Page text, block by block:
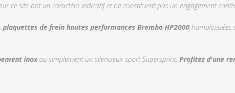
ce site ont un caractère indicatif et ne constituent pas un engagement
plaquettes de frein hautes performances Brembo HP2000 homologuées
inoxou simplement un silencieux sport Supersprint, Profitez d'une